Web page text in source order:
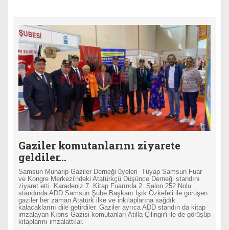
Gaziler komutanlarını ziyarete
geldiler...
Samsun Muharip Gaziler Derneği üyeleri Tüyap Samsun Fuar
ve Kongre Merkezi'ndeki Atatürkçü Düşünce Derneği standını
ziyaret etti. Karadeniz 7. Kitap Fuarında 2. Salon 252 Nolu
standında ADD Samsun Şube Başkanı Işık Özkefeli ile görüşen
gaziler her zaman Atatürk ilke ve inkılaplarına sağdık
kalacaklarını dile getirdiler. Gaziler ayrıca ADD standın da kitap
imzalayan Kıbrıs Gazisi komutanları Atilla Çilingir'i ile de görüşüp
kitaplarını imzalattılar.